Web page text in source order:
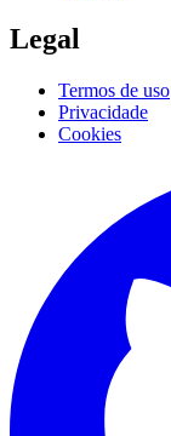
Legal
Termos de uso
Privacidade
Cookies